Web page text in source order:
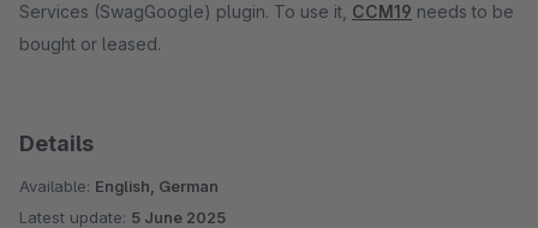
Services (SwagGoogle) plugin. To use it, CCM19 needs to be
bought or leased.
Details
Available: English, German
Latest update: 5 June 2025